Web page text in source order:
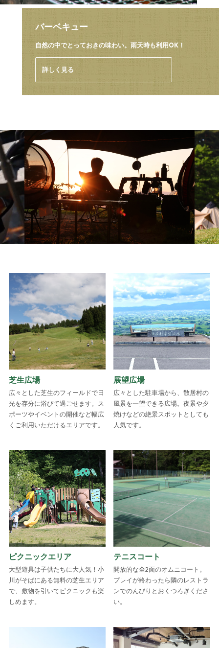
バーベキュー
自然の中でとっておきの味わい。 雨天時も利用OK！
詳しく見る
芝生広場
広々とした芝生のフィールドで日
光を存分に浴びて過ごせます。ス
ポーツやイベントの開催など幅広
くご利用いただけるエリアです。
展望広場
広々とした駐車場から、散居村の
風景を一望できる広場。夜景や夕
焼けなどの絶景スポットとしても
人気です。
ピクニックエリア
大型遊具は子供たちに大人気！小
川がそばにある無料の芝生エリア
で、敷物を引いてピクニックも楽
しめます。
テニスコート
開放的な全2面のオムニコート。
プレイが終わったら隣のレストラ
ンでのんびりとおくつろぎくださ
い。